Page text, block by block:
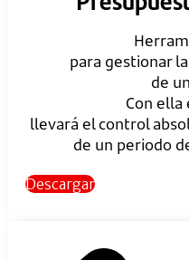
para gestionar
de
Con
llevará el control
de un periodo
Descargar